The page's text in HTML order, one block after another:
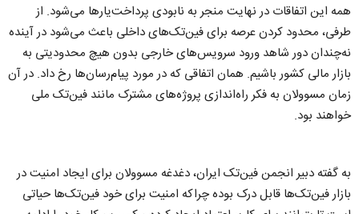
همه این اتفاقات در نهایت منجر به نابودی پرداخت‌یارها می‌شود. از
طرفی، محدود کردن عرصه برای فین‌تک‌های داخلی باعث می‌شود در آینده
نه‌چندان دور شاهد ورود سرویس‌های خارجی بدون هیچ محدودیتی به
بازار مالی کشور باشیم. همان اتفاقی که در مورد پیام‌رسان‌ها رخ داد. در آن
زمان مسوولان به فکر راه‌اندازی پروژه‌های مشترک مانند فین‌تک ملی
خواهند بود.
به گفته دبیر انجمن فین‌تک ایران، دغدغه مسوولان برای ایجاد امنیت در
بازار فین‌تک‌ها قابل درک بوده چراکه امنیت برای خود فین‌تک‌ها حیاتی